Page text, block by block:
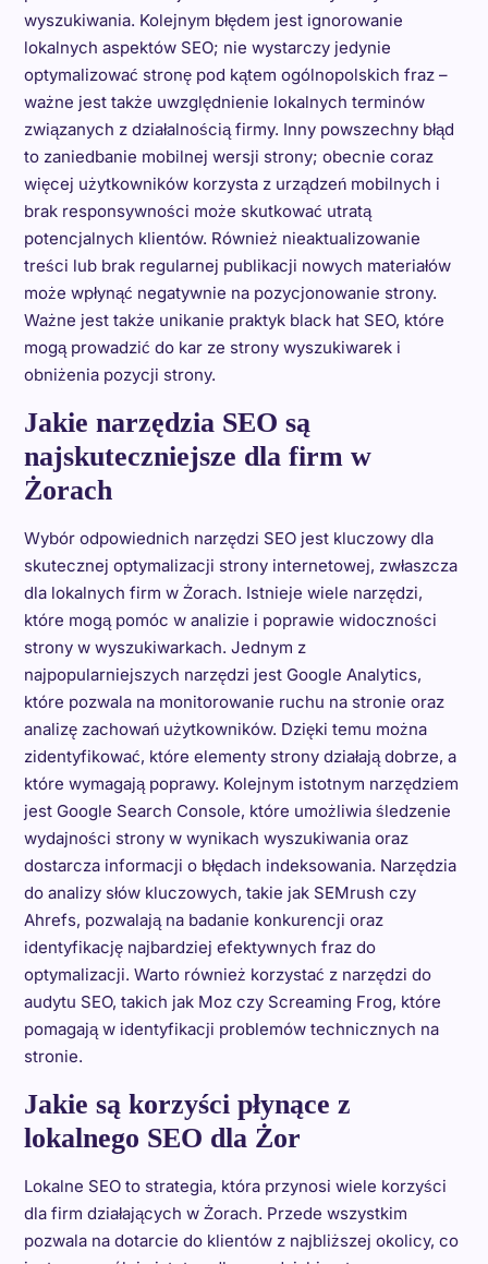
wyszukiwania. Kolejnym błędem jest ignorowanie
lokalnych aspektów SEO; nie wystarczy jedynie
optymalizować stronę pod kątem ogólnopolskich fraz –
ważne jest także uwzględnienie lokalnych terminów
związanych z działalnością firmy. Inny powszechny błąd
to zaniedbanie mobilnej wersji strony; obecnie coraz
więcej użytkowników korzysta z urządzeń mobilnych i
brak responsywności może skutkować utratą
potencjalnych klientów. Również nieaktualizowanie
treści lub brak regularnej publikacji nowych materiałów
może wpłynąć negatywnie na pozycjonowanie strony.
Ważne jest także unikanie praktyk black hat SEO, które
mogą prowadzić do kar ze strony wyszukiwarek i
obniżenia pozycji strony.
Jakie narzędzia SEO są
najskuteczniejsze dla firm w
Żorach
Wybór odpowiednich narzędzi SEO jest kluczowy dla
skutecznej optymalizacji strony internetowej, zwłaszcza
dla lokalnych firm w Żorach. Istnieje wiele narzędzi,
które mogą pomóc w analizie i poprawie widoczności
strony w wyszukiwarkach. Jednym z
najpopularniejszych narzędzi jest Google Analytics,
które pozwala na monitorowanie ruchu na stronie oraz
analizę zachowań użytkowników. Dzięki temu można
zidentyfikować, które elementy strony działają dobrze, a
które wymagają poprawy. Kolejnym istotnym narzędziem
jest Google Search Console, które umożliwia śledzenie
wydajności strony w wynikach wyszukiwania oraz
dostarcza informacji o błędach indeksowania. Narzędzia
do analizy słów kluczowych, takie jak SEMrush czy
Ahrefs, pozwalają na badanie konkurencji oraz
identyfikację najbardziej efektywnych fraz do
optymalizacji. Warto również korzystać z narzędzi do
audytu SEO, takich jak Moz czy Screaming Frog, które
pomagają w identyfikacji problemów technicznych na
stronie.
Jakie są korzyści płynące z
lokalnego SEO dla Żor
Lokalne SEO to strategia, która przynosi wiele korzyści
dla firm działających w Żorach. Przede wszystkim
pozwala na dotarcie do klientów z najbliższej okolicy, co